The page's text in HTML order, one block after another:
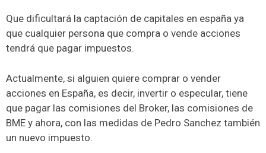
Que dificultará la captación de capitales en españa ya
que cualquier persona que compra o vende acciones
tendrá que pagar impuestos.
Actualmente, si alguien quiere comprar o vender
acciones en España, es decir, invertir o especular, tiene
que pagar las comisiones del Broker, las comisiones de
BME y ahora, con las medidas de Pedro Sanchez también
un nuevo impuesto.